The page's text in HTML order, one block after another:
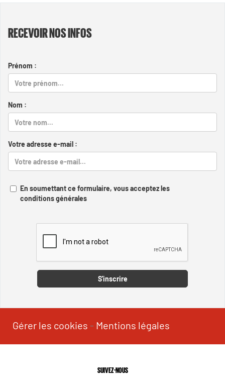
RECEVOIR NOS INFOS
Prénom :
Nom :
Votre adresse e-mail :
En soumettant ce formulaire, vous acceptez les
conditions générales
S'inscrire
Gérer les cookies - Mentions légales
SUIVEZ-NOUS